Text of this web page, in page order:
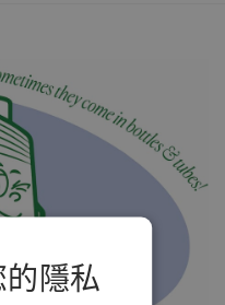
隱私